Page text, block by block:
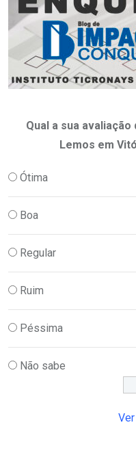
Qual a sua
Lemos em
Ótima
Boa
Regular
Ruim
Péssima
Não sabe